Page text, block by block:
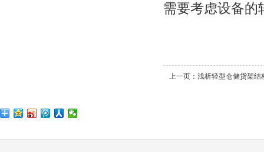
需要考虑设备的
上一页： 浅析轻型仓储货架结